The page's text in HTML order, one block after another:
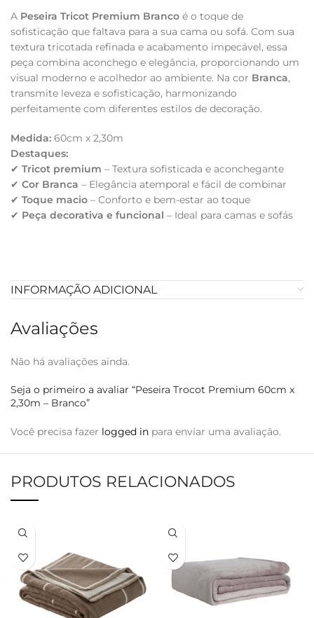
A Peseira Tricot Premium Branco é o toque de
sofisticação que faltava para a sua cama ou sofá. Com sua
textura tricotada refinada e acabamento impecável, essa
peça combina aconchego e elegância, proporcionando um
visual moderno e acolhedor ao ambiente. Na cor Branca,
transmite leveza e sofisticação, harmonizando
perfeitamente com diferentes estilos de decoração.
Medida: 60cm x 2,30m
Destaques:
✔ Tricot premium – Textura sofisticada e aconchegante
✔ Cor Branca – Elegância atemporal e fácil de combinar
✔ Toque macio – Conforto e bem-estar ao toque
✔ Peça decorativa e funcional – Ideal para camas e sofás
INFORMAÇÃO ADICIONAL
Avaliações
Não há avaliações ainda.
Seja o primeiro a avaliar “Peseira Trocot Premium 60cm x
2,30m – Branco”
Você precisa fazer logged in para enviar uma avaliação.
PRODUTOS RELACIONADOS